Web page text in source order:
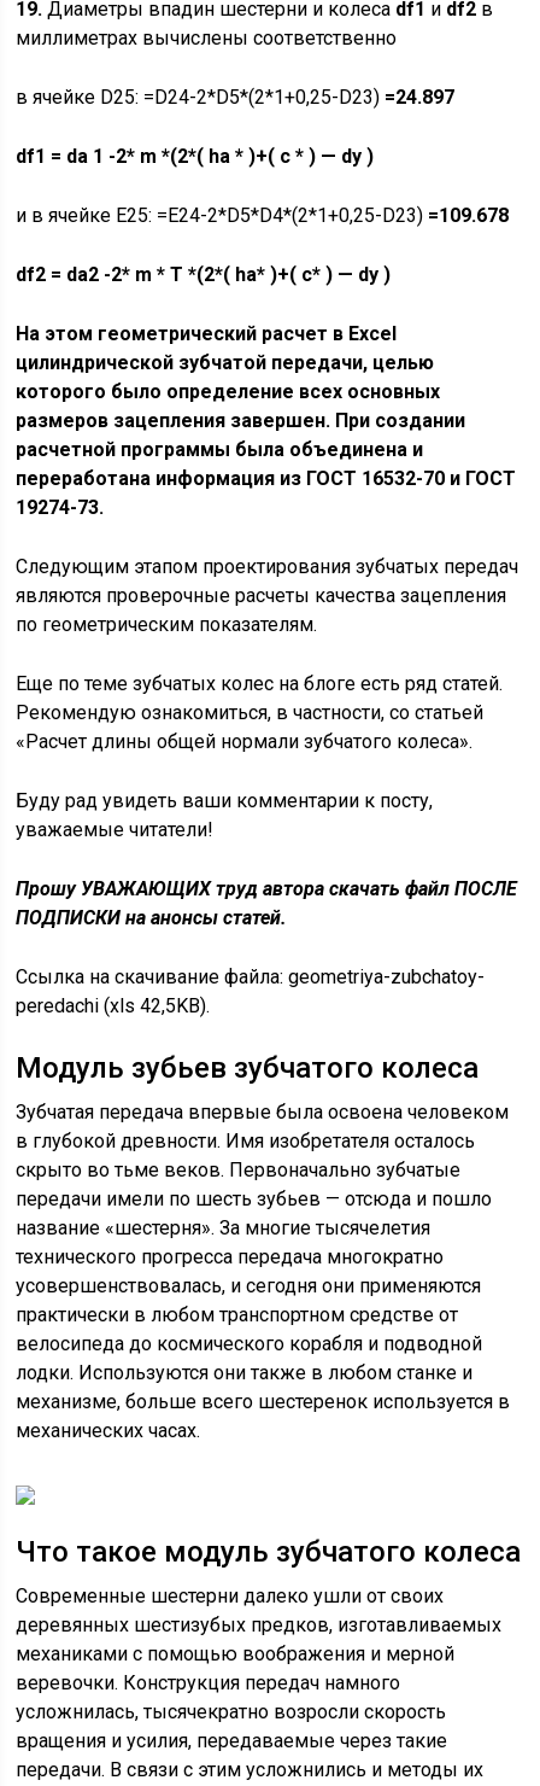
19. Диаметры впадин шестерни и колеса df1 и df2 в
миллиметрах вычислены соответственно
в ячейке D25: =D24-2*D5*(2*1+0,25-D23) =24.897
df1 = da 1 -2* m *(2*( ha * )+( c * ) — dy )
и в ячейке E25: =E24-2*D5*D4*(2*1+0,25-D23) =109.678
df2 = da2 -2* m * T *(2*( ha* )+( c* ) — dy )
На этом геометрический расчет в Excel
цилиндрической зубчатой передачи, целью
которого было определение всех основных
размеров зацепления завершен. При создании
расчетной программы была объединена и
переработана информация из ГОСТ 16532-70 и ГОСТ
19274-73.
Следующим этапом проектирования зубчатых передач
являются проверочные расчеты качества зацепления
по геометрическим показателям.
Еще по теме зубчатых колес на блоге есть ряд статей.
Рекомендую ознакомиться, в частности, со статьей
«Расчет длины общей нормали зубчатого колеса».
Буду рад увидеть ваши комментарии к посту,
уважаемые читатели!
Прошу УВАЖАЮЩИХ труд автора скачать файл ПОСЛЕ
ПОДПИСКИ на анонсы статей.
Ссылка на скачивание файла: geometriya-zubchatoy-
peredachi (xls 42,5KB).
Модуль зубьев зубчатого колеса
Зубчатая передача впервые была освоена человеком
в глубокой древности. Имя изобретателя осталось
скрыто во тьме веков. Первоначально зубчатые
передачи имели по шесть зубьев — отсюда и пошло
название «шестерня». За многие тысячелетия
технического прогресса передача многократно
усовершенствовалась, и сегодня они применяются
практически в любом транспортном средстве от
велосипеда до космического корабля и подводной
лодки. Используются они также в любом станке и
механизме, больше всего шестеренок используется в
механических часах.
Что такое модуль зубчатого колеса
Современные шестерни далеко ушли от своих
деревянных шестизубых предков, изготавливаемых
механиками с помощью воображения и мерной
веревочки. Конструкция передач намного
усложнилась, тысячекратно возросли скорость
вращения и усилия, передаваемые через такие
передачи. В связи с этим усложнились и методы их